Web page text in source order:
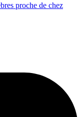
proche de chez